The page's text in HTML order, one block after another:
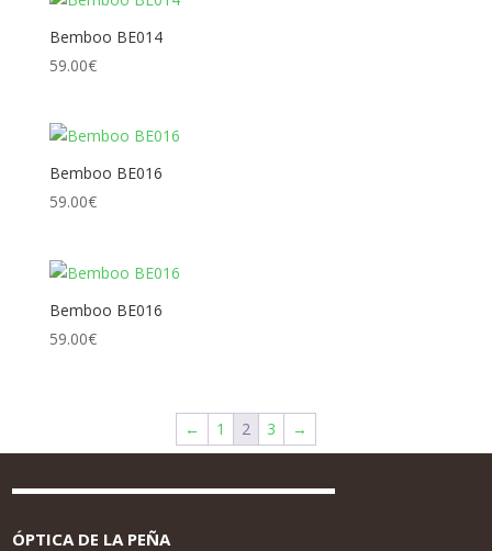
Bemboo BE014
59.00€
Bemboo BE016
59.00€
Bemboo BE016
59.00€
← 1 2 3 →
ÓPTICA DE LA PEÑA